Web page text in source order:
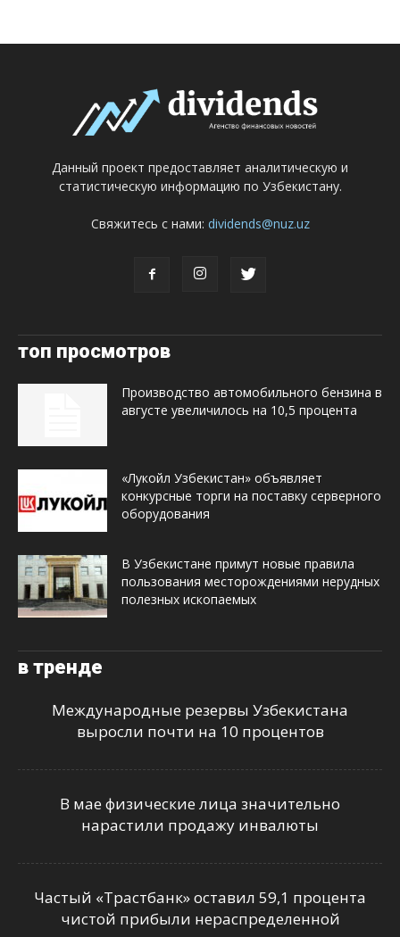
Данный проект предоставляет аналитическую и
статистическую информацию по Узбекистану.
Свяжитесь с нами: dividends@nuz.uz
топ просмотров
Производство автомобильного бензина в
августе увеличилось на 10,5 процента
«Лукойл Узбекистан» объявляет
конкурсные торги на поставку серверного
оборудования
В Узбекистане примут новые правила
пользования месторождениями нерудных
полезных ископаемых
в тренде
Международные резервы Узбекистана
выросли почти на 10 процентов
В мае физические лица значительно
нарастили продажу инвалюты
Частый «Трастбанк» оставил 59,1 процента
чистой прибыли нераспределенной